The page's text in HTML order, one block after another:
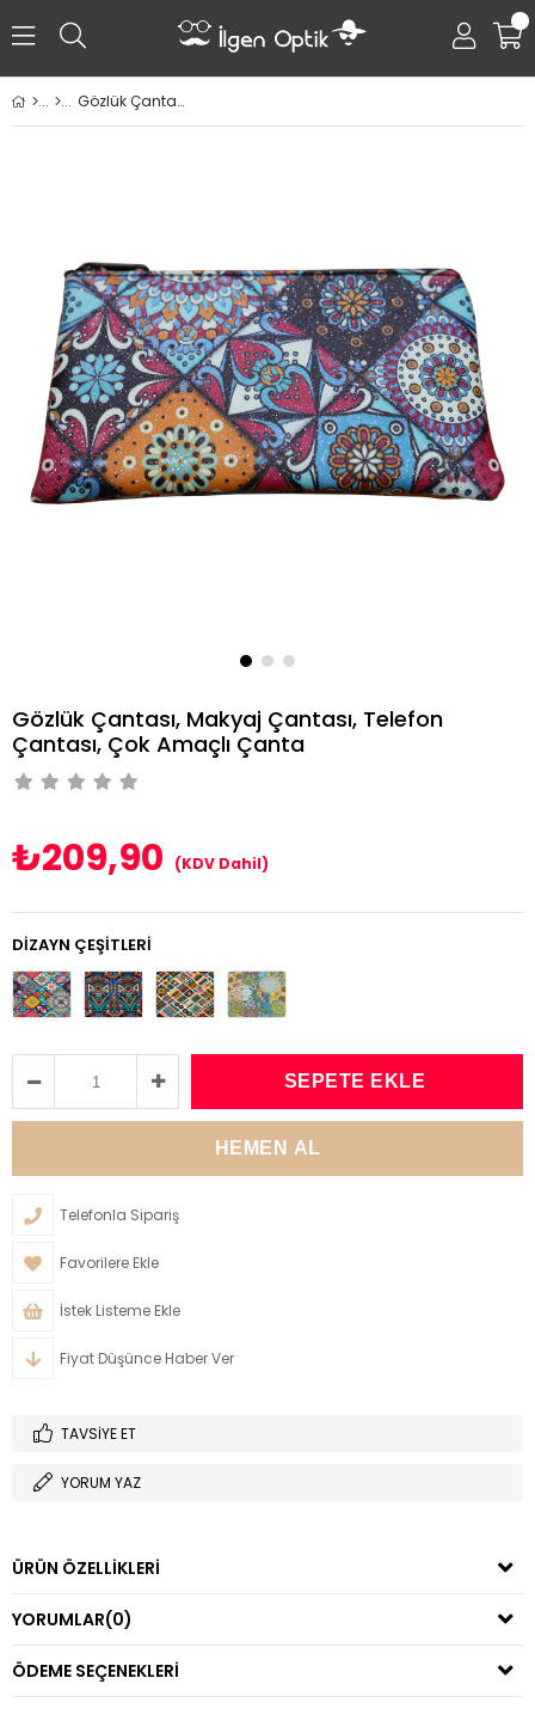
0
Gözlük Çantası, Makyaj Çantası, Telefon Çantası, Çok Amaçlı Çanta
Gözlük Çantası, Makyaj Çantası, Telefon
Çantası, Çok Amaçlı Çanta
₺209,90 (KDV Dahil)
DIZAYN ÇEŞITLERI
Telefonla Sipariş
Favorilere Ekle
İstek Listeme Ekle
Fiyat Düşünce Haber Ver
TAVSIYE ET
YORUM YAZ
ÜRÜN ÖZELLIKLERI
YORUMLAR(0)
ÖDEME SEÇENEKLERI